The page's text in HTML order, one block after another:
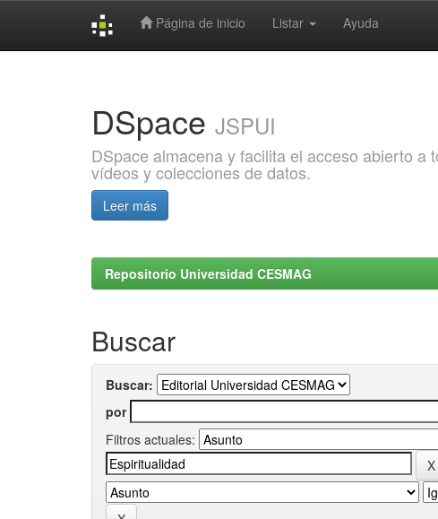
Página de inicio Listar Ayuda
DSpace JSPUI
DSpace almacena y facilita el acceso abierto
vídeos y colecciones de datos.
Leer más
Repositorio Universidad CESMAG
Buscar
Buscar:
por
Filtros actuales: